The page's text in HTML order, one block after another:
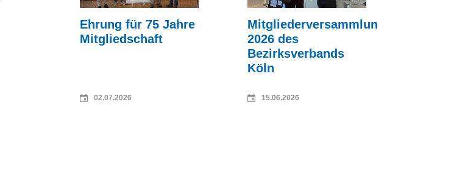
Ehrung für 75 Jahre
Mitgliedschaft
02.07.2026
Mitgliederversammlung
2026 des
Bezirksverbands
Köln
15.06.2026